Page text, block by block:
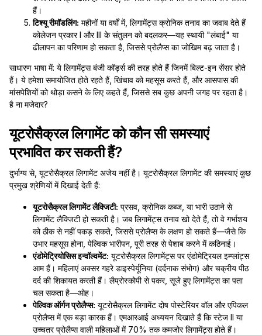
हैं।
टिश्यू रीमॉडलिंग: महीनों या वर्षों में, लिगामेंट्स क्रोनिक तनाव का जवाब देते हैं
कोलेजन प्रकार I और III के संतुलन को बदलकर—यह स्थायी "लंबाई" या
ढीलापन का परिणाम हो सकता है, जिससे प्रोलैप्स का जोखिम बढ़ जाता है।
साधारण भाषा में: ये लिगामेंट्स बंजी कॉर्ड्स की तरह होते हैं जिनमें बिल्ट-इन सेंसर होते
हैं। ये हमेशा समायोजित होते रहते हैं, खिंचाव को महसूस करते हैं, और आसपास की
मांसपेशियों को थोड़ा कसने के लिए कहते हैं, जिससे सब कुछ अपनी जगह पर रहता है।
है ना मजेदार?
यूटरोसैक्रल लिगामेंट को कौन सी समस्याएं
प्रभावित कर सकती हैं?
दुर्भाग्य से, यूटरोसैक्रल लिगामेंट अजेय नहीं है। यूटरोसैक्रल लिगामेंट की समस्याएं कुछ
प्रमुख श्रेणियों में दिखाई देती हैं:
यूटरोसैक्रल लिगामेंट लैक्जिटी: प्रसव, क्रोनिक कब्ज, या भारी उठाने से
लिगामेंट लैक्जिटी हो सकती है। जब लिगामेंट्स तनाव खो देते हैं, तो वे गर्भाशय
को ठीक से नहीं पकड़ सकते, जिससे प्रोलैप्स के लक्षण हो सकते हैं—जैसे कि
उभार महसूस होना, पेल्विक भारीपन, पूरी तरह से पेशाब करने में कठिनाई।
एंडोमेट्रियोसिस इन्वॉल्वमेंट: यूटरोसैक्रल लिगामेंट्स पर एंडोमेट्रियल इम्प्लांट्स
आम हैं। महिलाएं अक्सर गहरे डाइस्पेर्यूनिया (दर्दनाक संभोग) और चक्रीय पीठ
दर्द की शिकायत करती हैं। लैप्रोस्कोपी से पकर, सूजे हुए लिगामेंट्स का पता
चल सकता है—ओह।
पेल्विक ऑर्गन प्रोलैप्स: यूटरोसैक्रल लिगामेंट दोष पोस्टेरियर वॉल और एपिकल
प्रोलैप्स में एक बड़ा कारक हैं। एमआरआई अध्ययन दिखाते हैं कि स्टेज II या
उच्चतर प्रोलैप्स वाली महिलाओं में 70% तक कमजोर लिगामेंट्स होते हैं।